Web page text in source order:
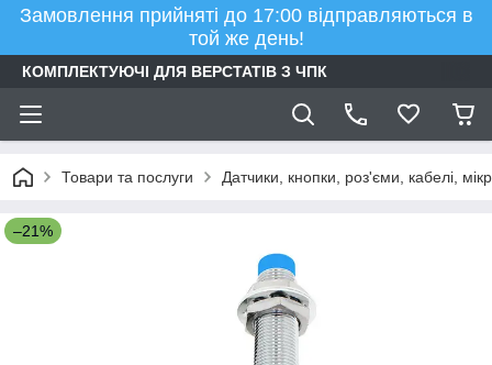
Замовлення прийняті до 17:00 відправляються в
той же день!
КОМПЛЕКТУЮЧІ ДЛЯ ВЕРСТАТІВ З ЧПК
Товари та послуги Датчики, кнопки, роз'єми, кабелі,
–21%